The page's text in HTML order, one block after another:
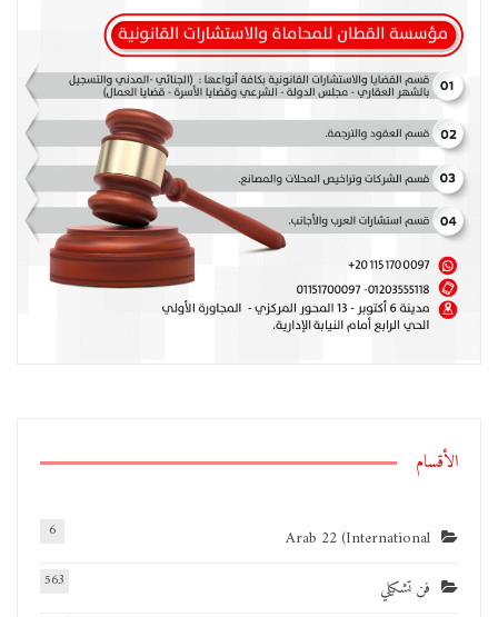
الأقسام
Arab 22 (International
6
فن تشكيلي 563